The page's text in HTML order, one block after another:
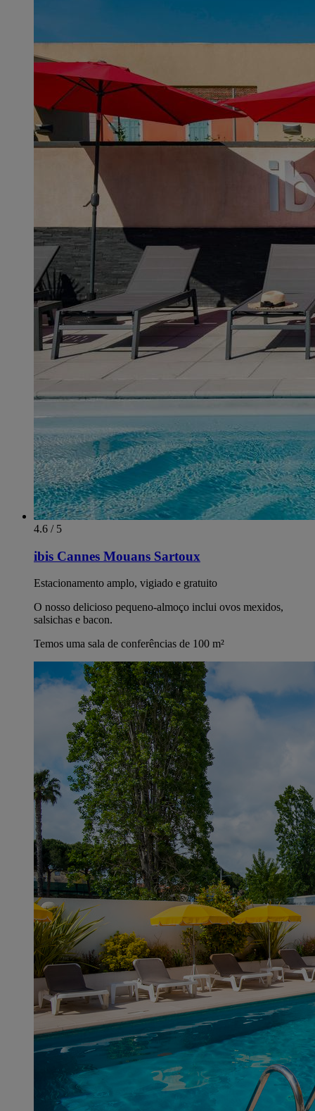
4.6 / 5
ibis Cannes Mouans Sartoux
Estacionamento amplo, vigiado e gratuito
O nosso delicioso pequeno-almoço inclui ovos mexidos,
salsichas e bacon.
Temos uma sala de conferências de 100 m²